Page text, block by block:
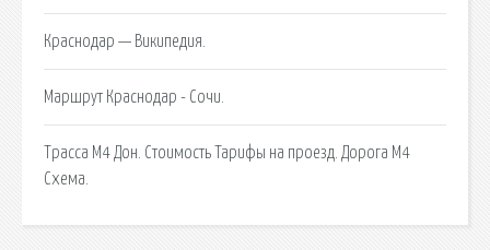
Краснодар — Википедия.
Маршрут Краснодар - Сочи.
Трасса М4 Дон. Стоимость Тарифы на проезд. Дорога М4
Схема.